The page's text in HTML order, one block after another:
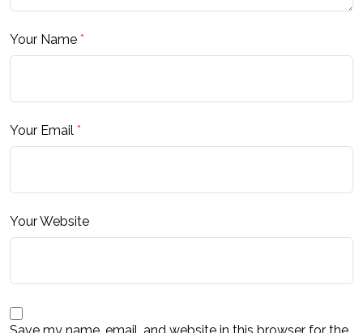
Your Name *
Your Email *
Your Website
Save my name, email, and website in this browser for the